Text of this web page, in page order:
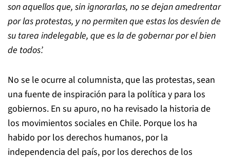
son aquellos que, sin ignorarlas, no se dejan amedrentar
por las protestas, y no permiten que estas los desvíen de
su tarea indelegable, que es la de gobernar por el bien
de todos’.
No se le ocurre al columnista, que las protestas, sean
una fuente de inspiración para la política y para los
gobiernos. En su apuro, no ha revisado la historia de
los movimientos sociales en Chile. Porque los ha
habido por los derechos humanos, por la
independencia del país, por los derechos de los